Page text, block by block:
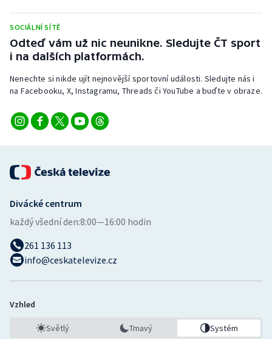
SOCIÁLNÍ SÍTĚ
Odteď vám už nic neunikne. Sledujte ČT sport
i na dalších platformách.
Nenechte si nikde ujít nejnovější sportovní události. Sledujte nás i
na Facebooku, X, Instagramu, Threads či YouTube a buďte v obraze.
Divácké centrum
každý všední den:8:00—16:00 hodin
261 136 113
info@ceskatelevize.cz
Vzhled
Světlý Tmavý Systém